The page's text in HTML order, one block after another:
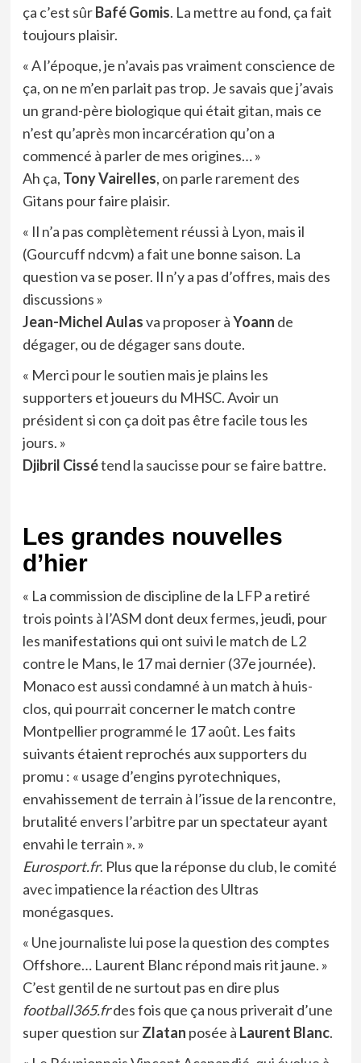
ça c’est sûrBafé Gomis. La mettre au fond, ça fait
toujours plaisir.
« A l’époque, je n’avais pas vraiment conscience de
ça, on ne m’en parlait pas trop. Je savais que j’avais
un grand-père biologique qui était gitan, mais ce
n’est qu’après mon incarcération qu’on a
commencé à parler de mes origines… »
Ah ça, Tony Vairelles, on parle rarement des
Gitans pour faire plaisir.
« Il n’a pas complètement réussi à Lyon, mais il
(Gourcuff ndcvm) a fait une bonne saison. La
question va se poser. Il n’y a pas d’offres, mais des
discussions »
Jean-Michel Aulasva proposer àYoann de
dégager, ou de dégager sans doute.
« Merci pour le soutien mais je plains les
supporters et joueurs du MHSC. Avoir un
président si con ça doit pas être facile tous les
jours. »
Djibril Cissétend la saucisse pour se faire battre.
Les grandes nouvelles
d’hier
« La commission de discipline de la LFP a retiré
trois points à l’ASM dont deux fermes, jeudi, pour
les manifestations qui ont suivi le match de L2
contre le Mans, le 17 mai dernier (37e journée).
Monaco est aussi condamné à un match à huis-
clos, qui pourrait concerner le match contre
Montpellier programmé le 17 août. Les faits
suivants étaient reprochés aux supporters du
promu : « usage d’engins pyrotechniques,
envahissement de terrain à l’issue de la rencontre,
brutalité envers l’arbitre par un spectateur ayant
envahi le terrain ». »
Eurosport.fr. Plus que la réponse du club, le comité
avec impatience la réaction des Ultras
monégasques.
« Une journaliste lui pose la question des comptes
Offshore… Laurent Blanc répond mais rit jaune. »
C’est gentil de ne surtout pas en dire plus
football365.frdes fois que ça nous priverait d’une
super question surZlatan posée à Laurent Blanc.